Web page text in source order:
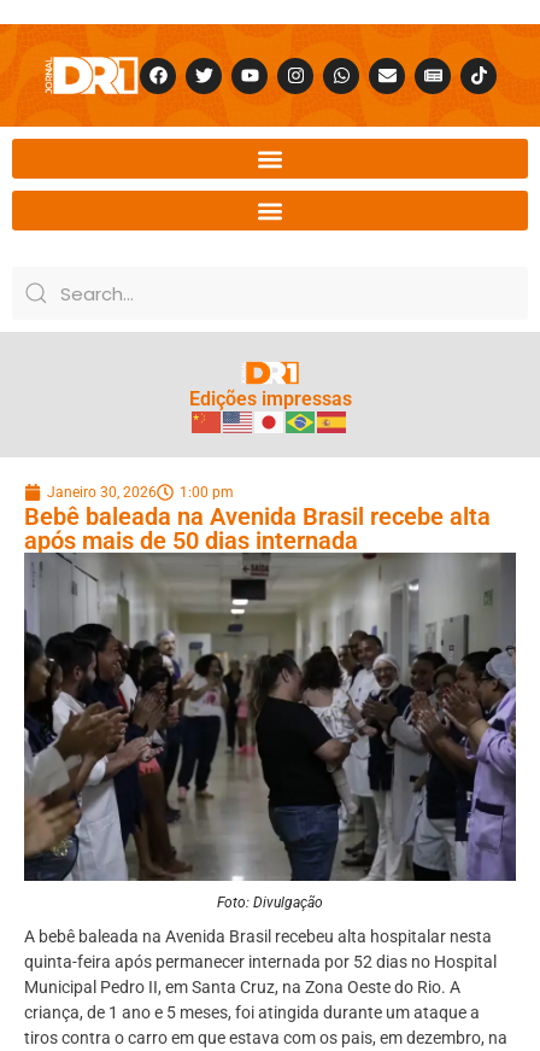
Edições impressas
Janeiro 30, 2026 1:00 pm
Bebê baleada na Avenida Brasil recebe alta
após mais de 50 dias internada
Foto: Divulgação
A bebê baleada na Avenida Brasil recebeu alta hospitalar nesta
quinta-feira após permanecer internada por 52 dias no Hospital
Municipal Pedro II, em Santa Cruz, na Zona Oeste do Rio. A
criança, de 1 ano e 5 meses, foi atingida durante um ataque a
tiros contra o carro em que estava com os pais, em dezembro, na